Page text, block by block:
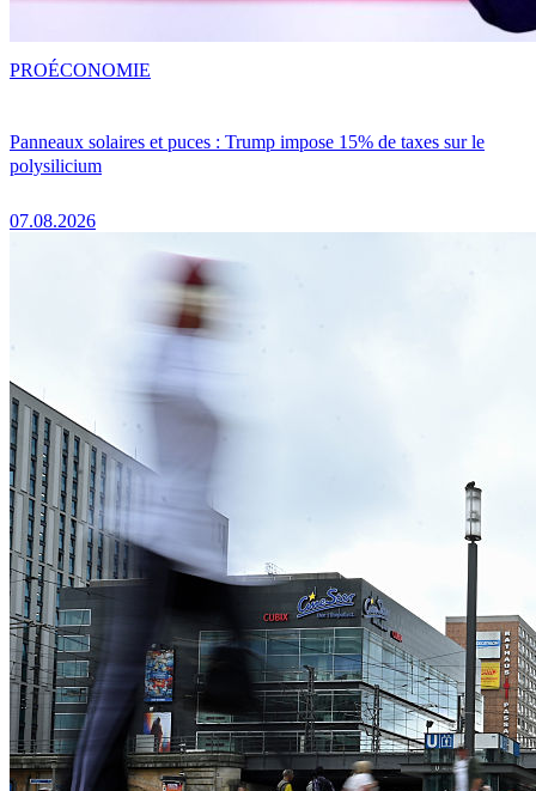
Panneaux solaires et puces : Trump impose 15% de taxes sur le
polysilicium
07.08.2026
PROÉCONOMIE